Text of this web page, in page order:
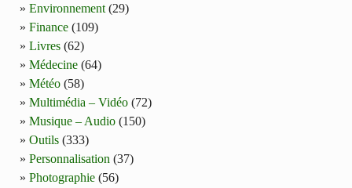
Environnement (29)
Finance (109)
Livres (62)
Médecine (64)
Météo (58)
Multimédia – Vidéo (72)
Musique – Audio (150)
Outils (333)
Personnalisation (37)
Photographie (56)